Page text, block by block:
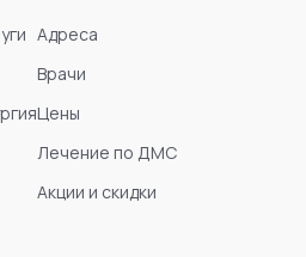
Адреса
Врачи
Цены
Лечение по ДМС
Акции и скидки